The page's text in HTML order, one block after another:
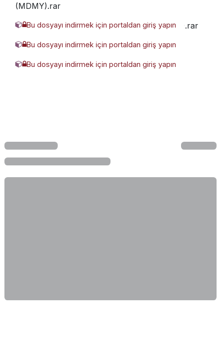
(MDMY).rar
Bu dosyayı indirmek için portaldan giriş yapın
96057-WINC-050-0040-ML (MDMY).rar
Bu dosyayı indirmek için portaldan giriş yapın
WINC-032-0025-ML (MDMY).glb
Bu dosyayı indirmek için portaldan giriş yapın
WiNCpdf-5317475pdf-1740003.pdf